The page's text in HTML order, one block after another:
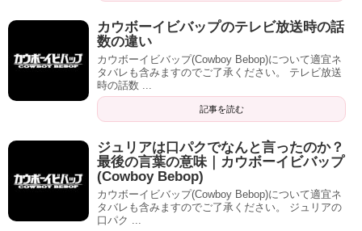
カウボーイビバップのテレビ放送時の話
数の違い
カウボーイビバップ(Cowboy Bebop)について適宜ネ
タバレも含みますのでご了承ください。 テレビ放送
時の話数 ...
記事を読む
ジュリアは口パクでなんと言ったのか？
最後の言葉の意味｜カウボーイビバップ
(Cowboy Bebop)
カウボーイビバップ(Cowboy Bebop)について適宜ネ
タバレも含みますのでご了承ください。 ジュリアの
口パク ...